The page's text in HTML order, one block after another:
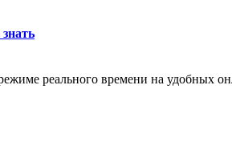
реального времени на удобных